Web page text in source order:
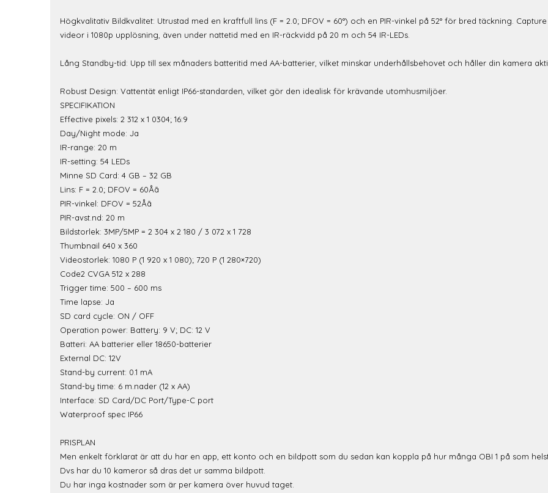
Högkvalitativ Bildkvalitet: Utrustad med en kraftfull lins (F = 2.0; DFOV = 60°) och en PIR-vinkel på 52° för bred täckning.
videor i 1080p upplösning, även under nattetid med en IR-räckvidd på 20 m och 54 IR-LEDs.
Lång Standby-tid: Upp till sex månaders batteritid med AA-batterier, vilket minskar underhållsbehovet och håller din kamera
Robust Design: Vattentät enligt IP66-standarden, vilket gör den idealisk för krävande utomhusmiljöer.
SPECIFIKATION
Effective pixels: 2 312 x 1 0304; 16:9
Day/Night mode: Ja
IR-range: 20 m
IR-setting: 54 LEDs
Minne SD Card: 4 GB – 32 GB
Lins: F = 2.0; DFOV = 60Åã
PIR-vinkel: DFOV = 52Åã
PIR-avst.nd: 20 m
Bildstorlek: 3MP/5MP = 2 304 x 2 180 / 3 072 x 1 728
Thumbnail 640 x 360
Videostorlek: 1080 P (1 920 x 1 080); 720 P (1 280×720)
Code2 CVGA 512 x 288
Trigger time: 500 – 600 ms
Time lapse: Ja
SD card cycle: ON / OFF
Operation power: Battery: 9 V; DC: 12 V
Batteri: AA batterier eller 18650-batterier
External DC: 12V
Stand-by current: 0.1 mA
Stand-by time: 6 m.nader (12 x AA)
Interface: SD Card/DC Port/Type-C port
Waterproof spec IP66
PRISPLAN
Men enkelt förklarat är att du har en app, ett konto och en bildpott som du sedan kan koppla på hur många OBI 1 på som
Dvs har du 10 kameror så dras det ur samma bildpott.
Du har inga kostnader som är per kamera över huvud taget.